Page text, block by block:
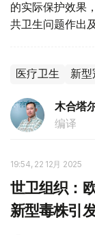
的实际保护效果
共卫生问题作出
医疗卫生 新
木合塔
编译
19:54, 22 12月 2025
世卫组织：
新型毒株引